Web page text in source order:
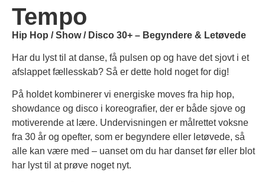
Tempo
Hip Hop / Show / Disco 30+ – Begyndere & Letøvede
Har du lyst til at danse, få pulsen op og have det sjovt i et
afslappet fællesskab? Så er dette hold noget for dig!
På holdet kombinerer vi energiske moves fra hip hop,
showdance og disco i koreografier, der er både sjove og
motiverende at lære. Undervisningen er målrettet voksne
fra 30 år og opefter, som er begyndere eller letøvede, så
alle kan være med – uanset om du har danset før eller blot
har lyst til at prøve noget nyt.